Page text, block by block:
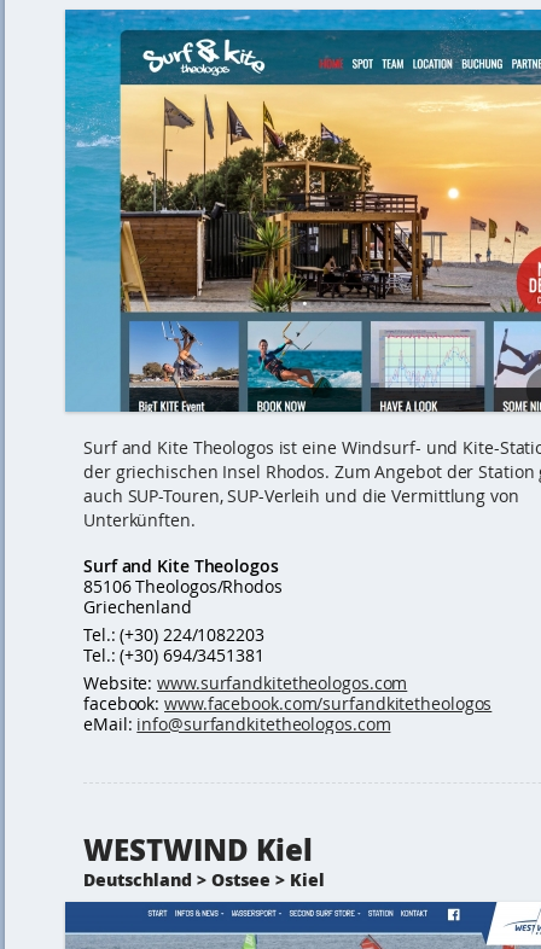
Surf and Kite Theologos ist eine Windsurf- und Kite-
der griechischen Insel Rhodos. Zum Angebot der Station
auch SUP-Touren, SUP-Verleih und die Vermittlung von
Unterkünften.
Surf and Kite Theologos
85106 Theologos/Rhodos
Griechenland
Tel.: (+30) 224/1082203
Tel.: (+30) 694/3451381
Website:www.surfandkitetheologos.com
facebook:www.facebook.com/surfandkitetheologos
eMail: info@surfandkitetheologos.com
WESTWIND Kiel
Deutschland > Ostsee > Kiel